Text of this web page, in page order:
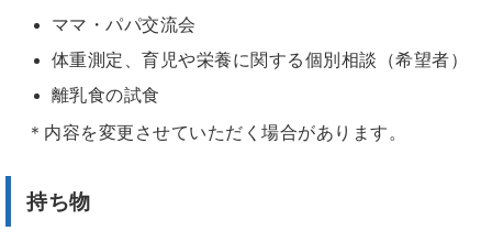
ママ・パパ交流会
体重測定、育児や栄養に関する個別相談（希望者）
離乳食の試食
＊内容を変更させていただく場合があります。
持ち物